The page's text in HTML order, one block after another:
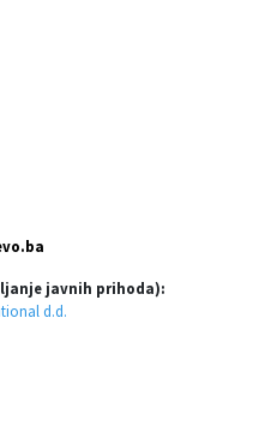
javnih prihoda):
d.d.